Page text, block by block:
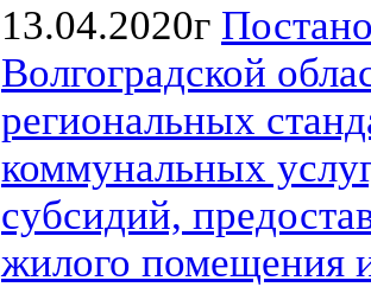
13.04.2020г
Волгоградской
региональных
коммунальных
субсидий,
жилого помещения